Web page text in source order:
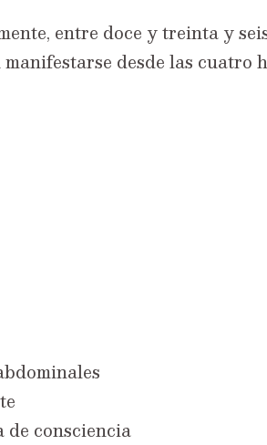
entre doce y treinta y
desde las cuatro
de consciencia